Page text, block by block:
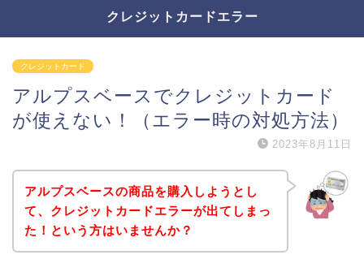
クレジットカードエラー
クレジットカード
アルプスベースでクレジットカード
が使えない！（エラー時の対処方法）
2023年8月11日
アルプスベースの商品を購入しようとし
て、クレジットカードエラーが出てしまっ
た！という方はいませんか？